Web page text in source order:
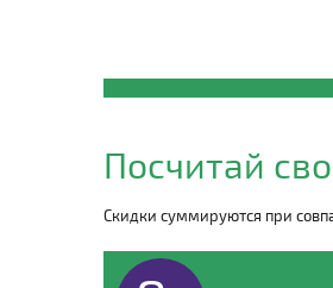
VOLGA
по телефону
8 (495) 135-
Посчитай
Скидки суммируются при